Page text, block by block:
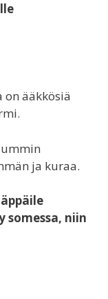
on ääkkösiä
ja kuraa.
niin